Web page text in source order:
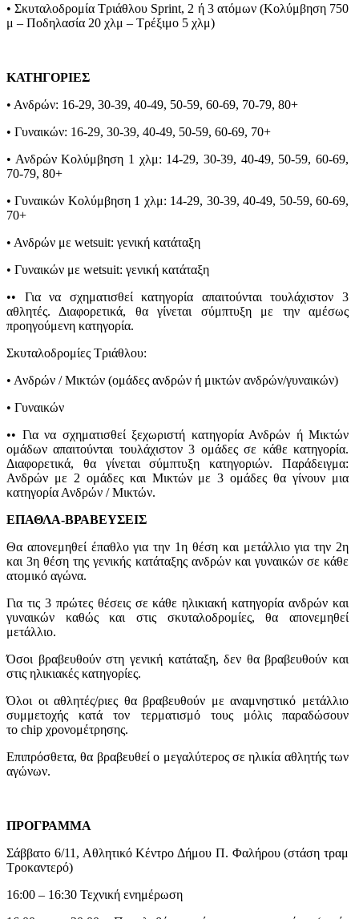
• Σκυταλοδρομία Τριάθλου Sprint, 2 ή 3 ατόμων (Κολύμβηση 750
μ – Ποδηλασία 20 χλμ – Τρέξιμο 5 χλμ)
ΚΑΤΗΓΟΡΙΕΣ
• Ανδρών: 16-29, 30-39, 40-49, 50-59, 60-69, 70-79, 80+
• Γυναικών: 16-29, 30-39, 40-49, 50-59, 60-69, 70+
• Ανδρών Κολύμβηση 1 χλμ: 14-29, 30-39, 40-49, 50-59, 60-69,
70-79, 80+
• Γυναικών Κολύμβηση 1 χλμ: 14-29, 30-39, 40-49, 50-59, 60-69,
70+
• Ανδρών με wetsuit: γενική κατάταξη
• Γυναικών με wetsuit: γενική κατάταξη
•• Για να σχηματισθεί κατηγορία απαιτούνται τουλάχιστον 3
αθλητές. Διαφορετικά, θα γίνεται σύμπτυξη με την αμέσως
προηγούμενη κατηγορία.
Σκυταλοδρομίες Τριάθλου:
• Ανδρών / Μικτών (ομάδες ανδρών ή μικτών ανδρών/γυναικών)
• Γυναικών
•• Για να σχηματισθεί ξεχωριστή κατηγορία Ανδρών ή Μικτών
ομάδων απαιτούνται τουλάχιστον 3 ομάδες σε κάθε κατηγορία.
Διαφορετικά, θα γίνεται σύμπτυξη κατηγοριών. Παράδειγμα:
Ανδρών με 2 ομάδες και Μικτών με 3 ομάδες θα γίνουν μια
κατηγορία Ανδρών / Μικτών.
ΕΠΑΘΛΑ-ΒΡΑΒΕΥΣΕΙΣ
Θα απονεμηθεί έπαθλο για την 1η θέση και μετάλλιο για την 2η
και 3η θέση της γενικής κατάταξης ανδρών και γυναικών σε κάθε
ατομικό αγώνα.
Για τις 3 πρώτες θέσεις σε κάθε ηλικιακή κατηγορία ανδρών και
γυναικών καθώς και στις σκυταλοδρομίες, θα απονεμηθεί
μετάλλιο.
Όσοι βραβευθούν στη γενική κατάταξη, δεν θα βραβευθούν και
στις ηλικιακές κατηγορίες.
Όλοι οι αθλητές/ριες θα βραβευθούν με αναμνηστικό μετάλλιο
συμμετοχής κατά τον τερματισμό τους μόλις παραδώσουν
το chip χρονομέτρησης.
Επιπρόσθετα, θα βραβευθεί ο μεγαλύτερος σε ηλικία αθλητής των
αγώνων.
ΠΡΟΓΡΑΜΜΑ
Σάββατο 6/11, Αθλητικό Κέντρο Δήμου Π. Φαλήρου (στάση τραμ
Τροκαντερό)
16:00 – 16:30 Τεχνική ενημέρωση